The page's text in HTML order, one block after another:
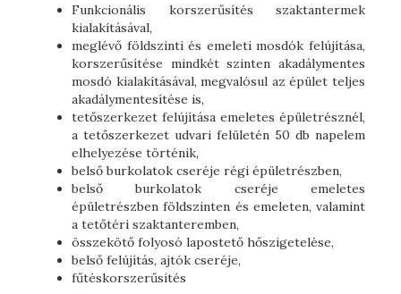
Funkcionális korszerűsítés szaktantermek
kialakításával,
meglévő földszinti és emeleti mosdók felújítása,
korszerűsítése mindkét szinten akadálymentes
mosdó kialakításával, megvalósul az épület teljes
akadálymentesítése is,
tetőszerkezet felújítása emeletes épületrésznél,
a tetőszerkezet udvari felületén 50 db napelem
elhelyezése történik,
belső burkolatok cseréje régi épületrészben,
belső burkolatok cseréje emeletes
épületrészben földszinten és emeleten, valamint
a tetőtéri szaktanteremben,
összekötő folyosó lapostető hőszigetelése,
belső felújítás, ajtók cseréje,
fűtéskorszerűsítés